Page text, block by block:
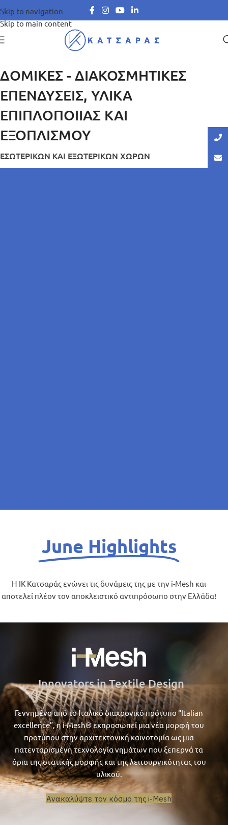
Skip to navigation
Skip to main content
ΔΟΜΙΚΕΣ - ΔΙΑΚΟΣΜΗΤΙΚΕΣ
ΕΠΕΝΔΥΣΕΙΣ, ΥΛΙΚΑ
ΕΠΙΠΛΟΠΟΙΙΑΣ ΚΑΙ
ΕΞΟΠΛΙΣΜΟΥ
ΕΣΩΤΕΡΙΚΩΝ ΚΑΙ ΕΞΩΤΕΡΙΚΩΝ ΧΩΡΩΝ
June Highlights
Η IK Κατσαράς ενώνει τις δυνάμεις της με την i-Mesh και
αποτελεί πλέον τον αποκλειστικό αντιπρόσωπο στην Ελλάδα!
Innovators in Textile Design
Γεννημένο από το Ιταλικό διαχρονικό πρότυπο “Italian
excellence”, η i-Mesh® εκπροσωπεί μια νέα μορφή του
προτύπου στην αρχιτεκτονική καινοτομία ως μια
πατενταρισμένη τεχνολογία νημάτων που ξεπερνά τα
όρια της στατικής μορφής και της λειτουργικότητας του
υλικού.
Ανακαλύψτε τον κόσμο της i-Mesh